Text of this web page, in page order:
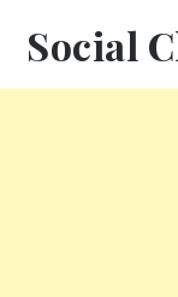
Social